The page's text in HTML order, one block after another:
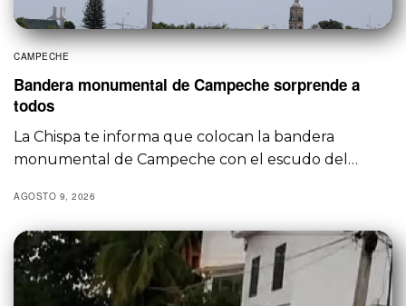
CAMPECHE
Bandera monumental de Campeche sorprende a
todos
La Chispa te informa que colocan la bandera
monumental de Campeche con el escudo del…
AGOSTO 9, 2026